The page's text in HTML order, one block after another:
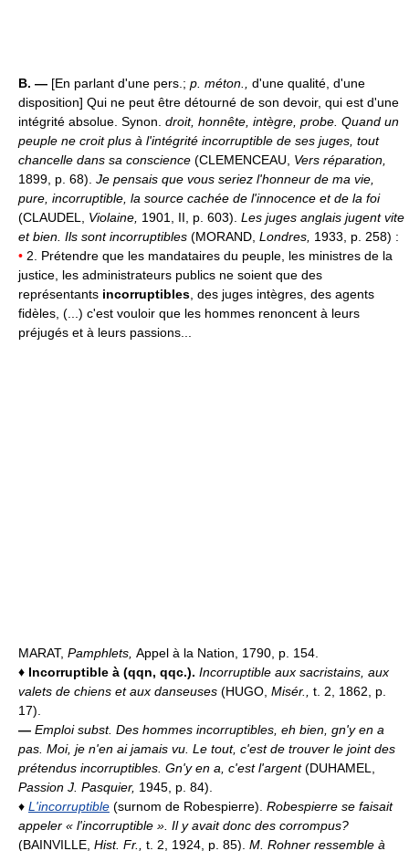
B. — [En parlant d'une pers.; p. méton., d'une qualité, d'une
disposition] Qui ne peut être détourné de son devoir, qui est d'une
intégrité absolue. Synon. droit, honnête, intègre, probe. Quand un
peuple ne croit plus à l'intégrité incorruptible de ses juges, tout
chancelle dans sa conscience (CLEMENCEAU, Vers réparation,
1899, p. 68). Je pensais que vous seriez l'honneur de ma vie,
pure, incorruptible, la source cachée de l'innocence et de la foi
(CLAUDEL, Violaine, 1901, II, p. 603). Les juges anglais jugent vite
et bien. Ils sont incorruptibles (MORAND, Londres, 1933, p. 258) :
• 2. Prétendre que les mandataires du peuple, les ministres de la
justice, les administrateurs publics ne soient que des
représentants incorruptibles, des juges intègres, des agents
fidèles, (...) c'est vouloir que les hommes renoncent à leurs
préjugés et à leurs passions...
MARAT, Pamphlets, Appel à la Nation, 1790, p. 154.
♦ Incorruptible à (qqn, qqc.). Incorruptible aux sacristains, aux
valets de chiens et aux danseuses (HUGO, Misér., t. 2, 1862, p.
17).
— Emploi subst. Des hommes incorruptibles, eh bien, gn'y en a
pas. Moi, je n'en ai jamais vu. Le tout, c'est de trouver le joint des
prétendus incorruptibles. Gn'y en a, c'est l'argent(DUHAMEL,
Passion J. Pasquier, 1945, p. 84).
♦ L'incorruptible (surnom de Robespierre). Robespierre se faisait
appeler « l'incorruptible ». Il y avait donc des corrompus?
(BAINVILLE, Hist. Fr., t. 2, 1924, p. 85). M. Rohner ressemble à